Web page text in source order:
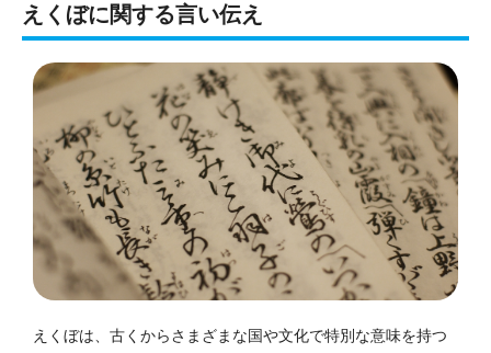
えくぼに関する言い伝え
えくぼは、古くからさまざまな国や文化で特別な意味を持つ